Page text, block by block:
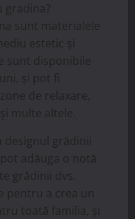
gradina?
sunt materialele
estetic și
sunt disponibile
și pot fi
de relaxare,
multe altele.
grădinii
adăuga o notă
grădinii dvs.
pentru a crea un
toată familia, și